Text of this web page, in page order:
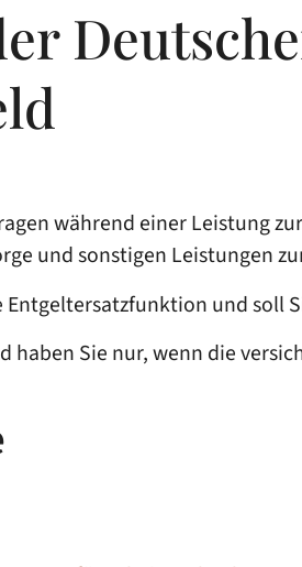
während einer Leistung
und sonstigen Leistungen
Entgeltersatzfunktion und
haben Sie nur, wenn die